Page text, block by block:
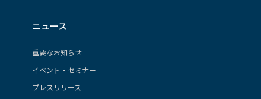
ニュース
重要なお知らせ
イベント・セミナー
プレスリリース